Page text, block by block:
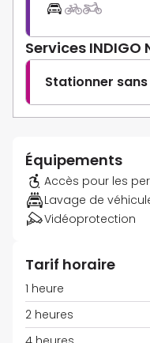
Services INDIGO
Stationner
Équipements
Accès pour les
Lavage de
Vidéoprotection
Tarif horaire
1 heure
2 heures